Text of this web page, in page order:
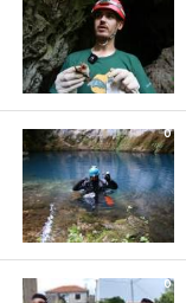
0
0